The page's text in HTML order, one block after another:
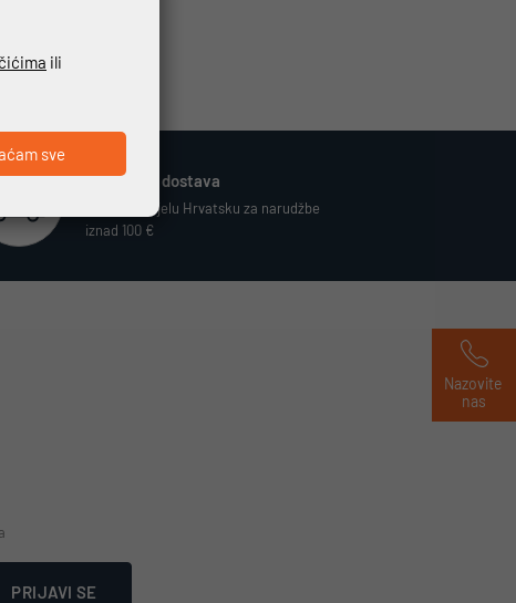
Besplatna dostava
Vrijedi za cijelu Hrvatsku za narudžbe
iznad 100 €
PRIJAVI SE
Nazovite
nas
ili
sve